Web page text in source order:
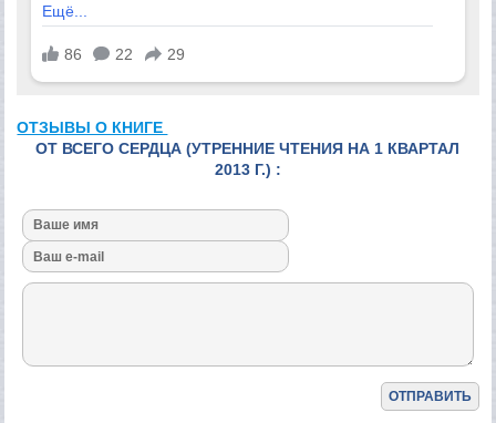
ОТЗЫВЫ О КНИГЕ
ОТ ВСЕГО СЕРДЦА (УТРЕННИЕ ЧТЕНИЯ НА 1 КВАРТАЛ
2013 Г.) :